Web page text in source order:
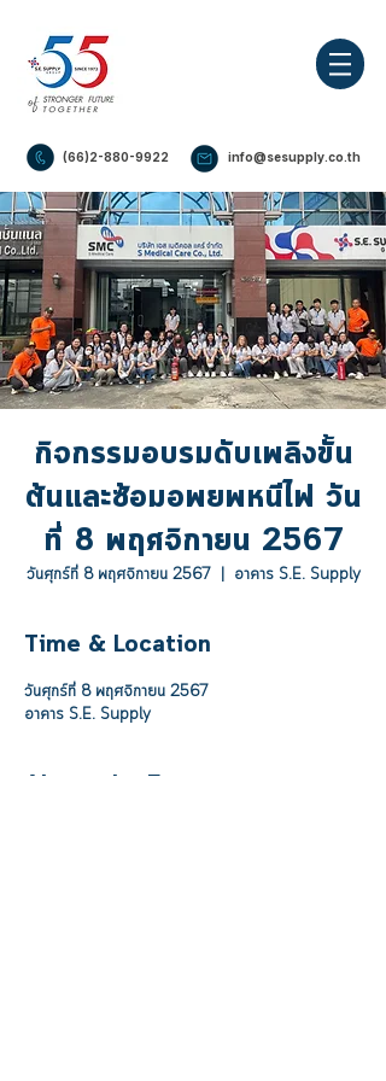
(66)2-880-9922 info@sesupply.co.th
กิจกรรมอบรมดับเพลิงขั้น
ต้นและซ้อมอพยพหนีไฟ วัน
ที่ 8 พฤศจิกายน 2567
วันศุกร์ที่ 8 พฤศจิกายน 2567
  |
อาคาร S.E. Supply
Time & Location
วันศุกร์ที่ 8 พฤศจิกายน 2567
อาคาร S.E. Supply
About the Event